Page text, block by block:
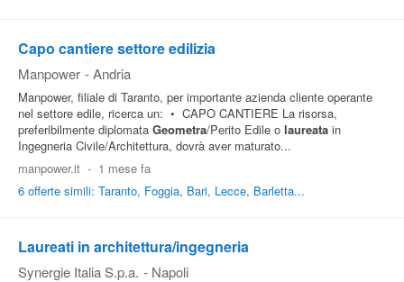
Capo cantiere settore edilizia
Manpower - Andria
Manpower, filiale di Taranto, per importante azienda cliente operante
nel settore edile, ricerca un: • CAPO CANTIERE La risorsa,
preferibilmente diplomata Geometra/Perito Edile o laureata in
Ingegneria Civile/Architettura, dovrà aver maturato...
manpower.it - 1 mese fa
6 offerte simili: Taranto, Foggia, Bari, Lecce, Barletta...
Laureati in architettura/ingegneria
Synergie Italia S.p.a. - Napoli